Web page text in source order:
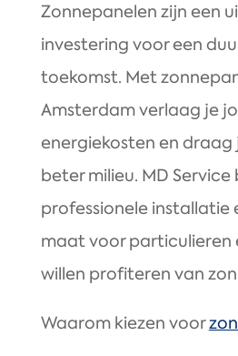
Zonnepanelen zijn een
investering voor een
toekomst. Met
Amsterdam verlaag je
energiekosten en draag
beter milieu. MD
professionele installatie
maat voor particulieren
willen profiteren van
Waarom kiezen voor